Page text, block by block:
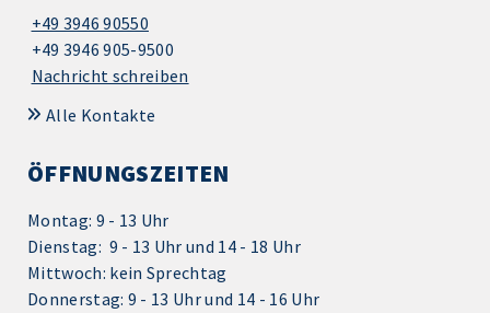
+49 3946 90550
+49 3946 905-9500
Nachricht schreiben
Alle Kontakte
ÖFFNUNGSZEITEN
Montag: 9 - 13 Uhr
Dienstag: 9 - 13 Uhr und 14 - 18 Uhr
Mittwoch: kein Sprechtag
Donnerstag: 9 - 13 Uhr und 14 - 16 Uhr